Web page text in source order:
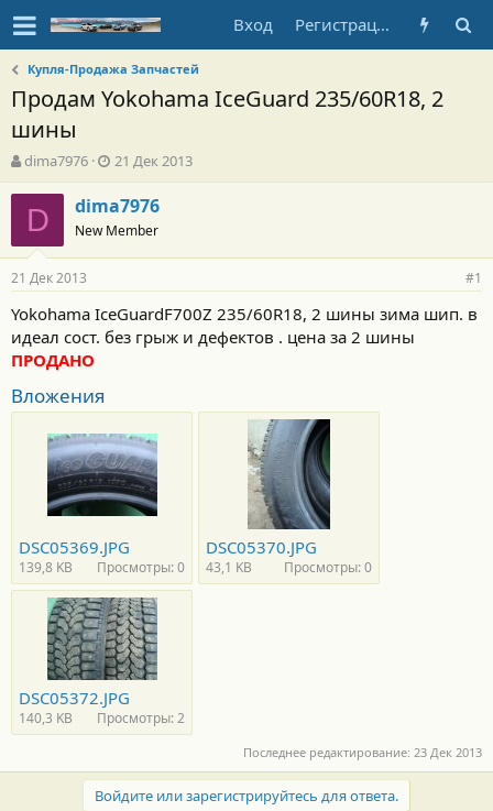
Вход Регистрация
Купля-Продажа Запчастей
Продам Yokohama IceGuard 235/60R18, 2
шины
А
в
т
т
е
м
ы
dima7976
Д
а
т
а
н
а
а
л
а
21 Дек 2013
D dima7976
New Member
21 Дек 2013 #1
Yokohama IceGuardF700Z 235/60R18, 2 шины зима шип. в
идеал сост. без грыж и дефектов . цена за 2 шины
ПРОДАНО
Вложения
DSC05369.JPG
139,8 KB Просмотры: 0
DSC05370.JPG
43,1 KB Просмотры: 0
DSC05372.JPG
140,3 KB Просмотры: 2
Последнее редактирование: 23 Дек 2013
Войдите или зарегистрируйтесь для ответа.